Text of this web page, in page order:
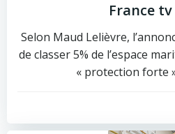
France
Selon Maud Lelièvre,
de classer 5% de l’espace
« protection forte